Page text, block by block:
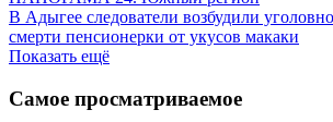
В Адыгее следователи возбудили
смерти пенсионерки от укусов макаки
Показать ещё
Самое просматриваемое